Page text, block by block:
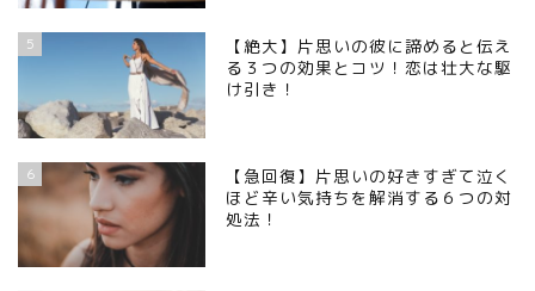
5
【絶大】片思いの彼に諦めると伝え
る３つの効果とコツ！恋は壮大な駆
け引き！
6
【急回復】片思いの好きすぎて泣く
ほど辛い気持ちを解消する６つの対
処法！